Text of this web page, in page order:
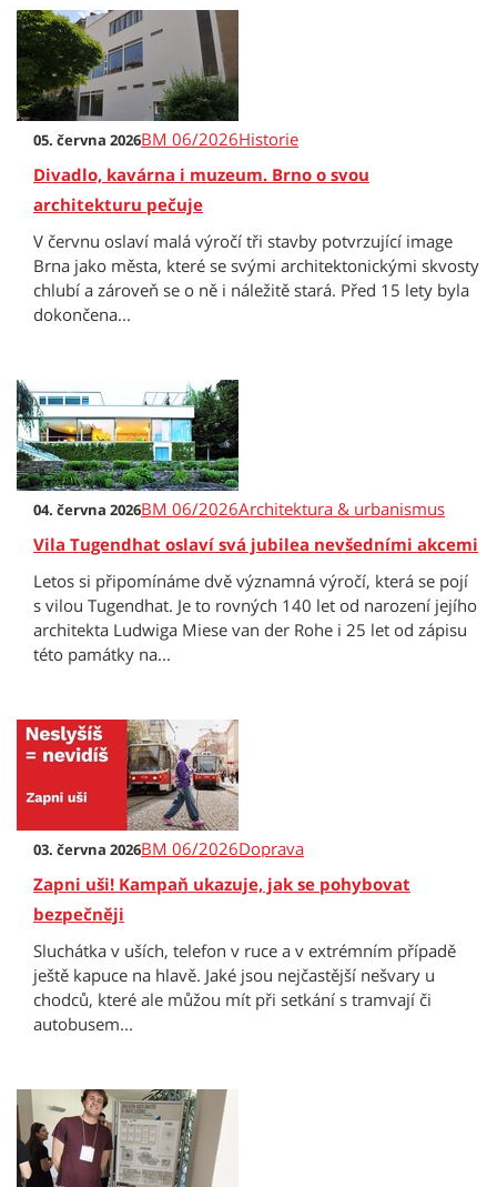
05. června 2026BM 06/2026Historie
Divadlo, kavárna i muzeum. Brno o svou
architekturu pečuje
V červnu oslaví malá výročí tři stavby potvrzující image
Brna jako města, které se svými architektonickými skvosty
chlubí a zároveň se o ně i náležitě stará. Před 15 lety byla
dokončena...
04. června 2026BM 06/2026Architektura & urbanismus
Vila Tugendhat oslaví svá jubilea nevšedními akcemi
Letos si připomínáme dvě významná výročí, která se pojí
s vilou Tugendhat. Je to rovných 140 let od narození jejího
architekta Ludwiga Miese van der Rohe i 25 let od zápisu
této památky na...
03. června 2026BM 06/2026Doprava
Zapni uši! Kampaň ukazuje, jak se pohybovat
bezpečněji
Sluchátka v uších, telefon v ruce a v extrémním případě
ještě kapuce na hlavě. Jaké jsou nejčastější nešvary u
chodců, které ale můžou mít při setkání s tramvají či
autobusem...